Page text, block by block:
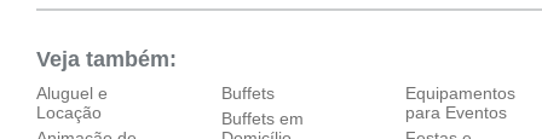
Veja também:
Aluguel e
Locação
Buffets
Buffets em
Equipamentos
para Eventos